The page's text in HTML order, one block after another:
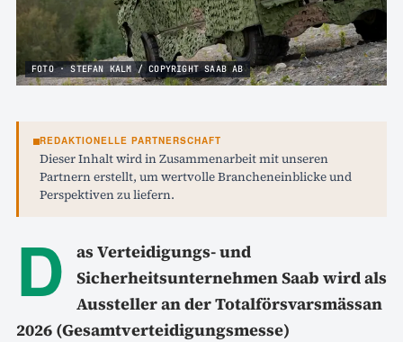
FOTO · STEFAN KALM / COPYRIGHT SAAB AB
REDAKTIONELLE PARTNERSCHAFT
Dieser Inhalt wird in Zusammenarbeit mit unseren
Partnern erstellt, um wertvolle Brancheneinblicke und
Perspektiven zu liefern.
D
as Verteidigungs- und
Sicherheitsunternehmen Saab wird als
Aussteller an der Totalförsvarsmässan
2026 (Gesamtverteidigungsmesse)